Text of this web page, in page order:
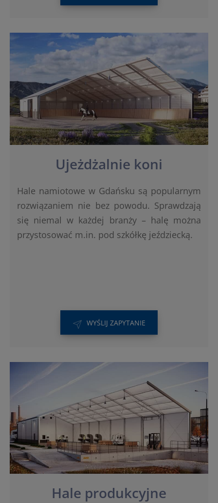
Ujeżdżalnie koni
Hale namiotowe w Gdańsku są popularnym
rozwiązaniem nie bez powodu. Sprawdzają
się niemal w każdej branży – halę można
przystosować m.in. pod szkółkę jeździecką.
WYŚLIJ ZAPYTANIE
Hale produkcyjne